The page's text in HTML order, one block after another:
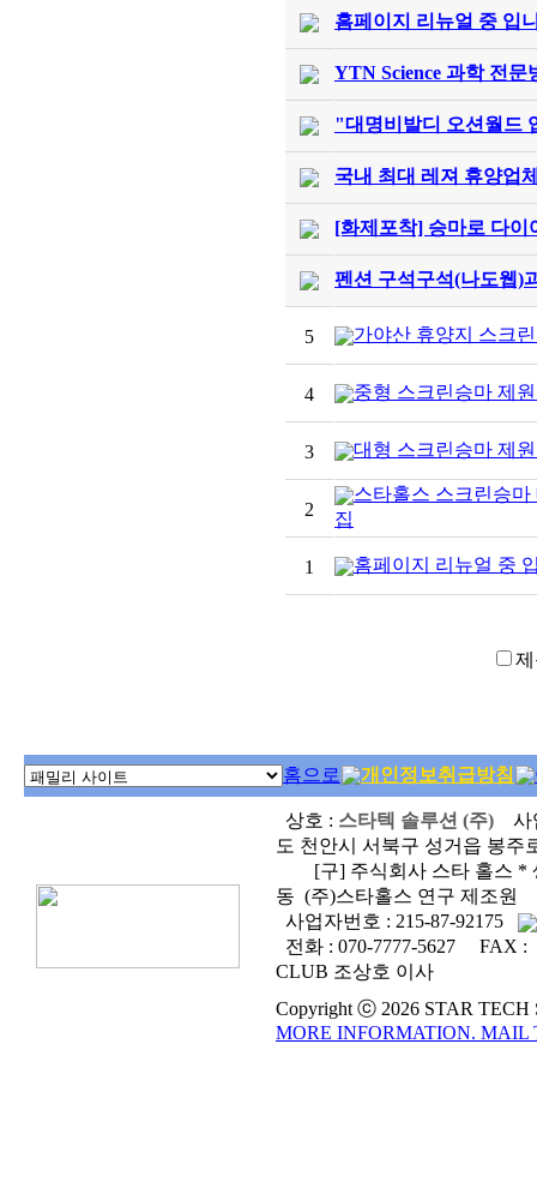
홈페이지 리뉴얼 중 입
YTN Science 과학 전
"대명비발디 오션월드
국내 최대 레져 휴양업
[화제포착] 승마로 다이
펜션 구석구석(나도웹)
5 가야산 휴양지 스크
4 중형 스크린승마 제
3 대형 스크린승마 제
2
스타홀스 스크린승
집
1 홈페이지 리뉴얼 중
홈으로 개인정보취급방침
상호 : 스타텍 솔루션 (주)
사
도 천안시 서북구 성거읍 봉주
[구] 주식회사 스타 홀스 * 생
동 (주)스타홀스 연구 제조원
사업자번호 : 215-87-92175
전화 : 070-7777-5627
FAX :
CLUB 조상호 이사
Copyright ⓒ 2026 STAR TECH
MORE INFORMATION. MAIL